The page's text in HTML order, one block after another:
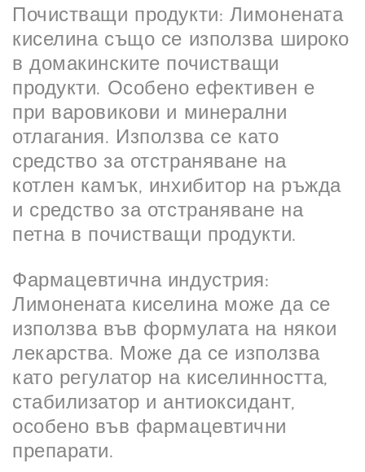
Почистващи продукти: Лимонената
киселина също се използва широко
в домакинските почистващи
продукти. Особено ефективен е
при варовикови и минерални
отлагания. Използва се като
средство за отстраняване на
котлен камък, инхибитор на ръжда
и средство за отстраняване на
петна в почистващи продукти.
Фармацевтична индустрия:
Лимонената киселина може да се
използва във формулата на някои
лекарства. Може да се използва
като регулатор на киселинността,
стабилизатор и антиоксидант,
особено във фармацевтични
препарати.